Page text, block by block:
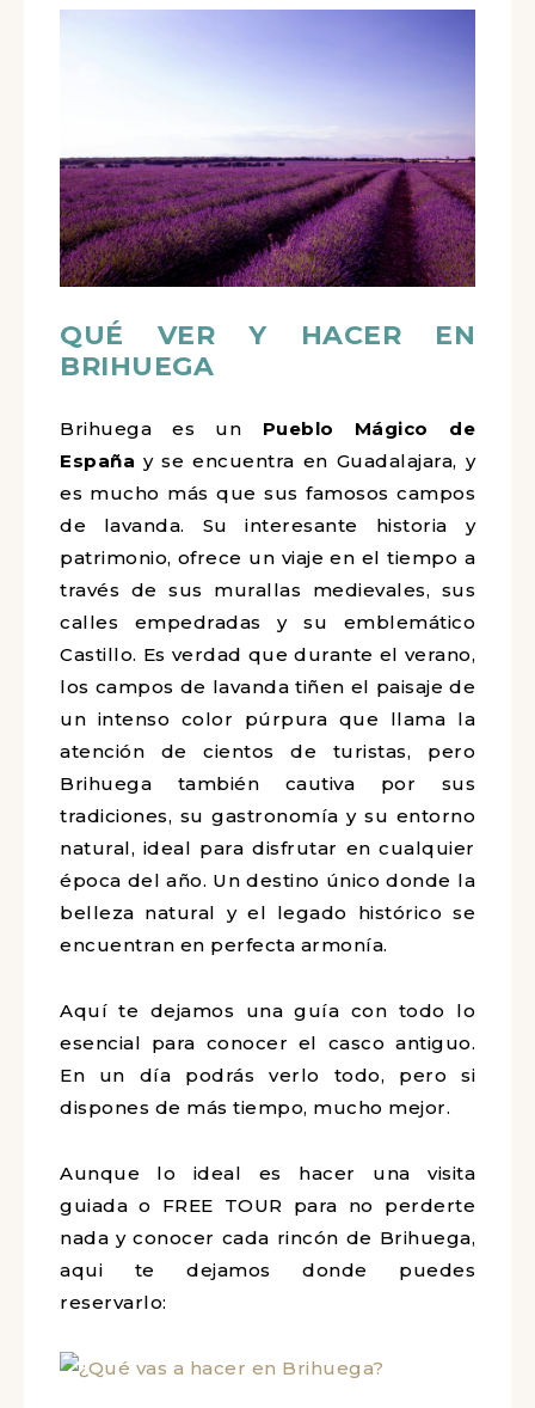
QUÉ VER Y HACER EN
BRIHUEGA
Brihuega es un Pueblo Mágico de
España y se encuentra en Guadalajara, y
es mucho más que sus famosos campos
de lavanda. Su interesante historia y
patrimonio, ofrece un viaje en el tiempo a
través de sus murallas medievales, sus
calles empedradas y su emblemático
Castillo. Es verdad que durante el verano,
los campos de lavanda tiñen el paisaje de
un intenso color púrpura que llama la
atención de cientos de turistas, pero
Brihuega también cautiva por sus
tradiciones, su gastronomía y su entorno
natural, ideal para disfrutar en cualquier
época del año. Un destino único donde la
belleza natural y el legado histórico se
encuentran en perfecta armonía.
Aquí te dejamos una guía con todo lo
esencial para conocer el casco antiguo.
En un día podrás verlo todo, pero si
dispones de más tiempo, mucho mejor.
Aunque lo ideal es hacer una visita
guiada o FREE TOUR para no perderte
nada y conocer cada rincón de Brihuega,
aqui te dejamos donde puedes
reservarlo: